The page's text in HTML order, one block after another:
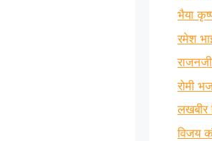
भैया
रमेश
रोमी
विजय